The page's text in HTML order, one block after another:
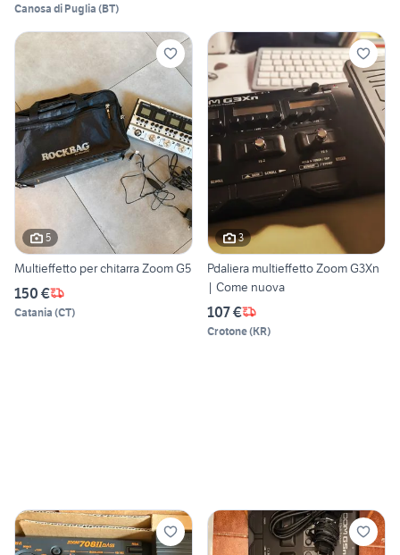
Canosa di Puglia (BT)
5
Multieffetto per chitarra Zoom G5
150 €
Catania (CT)
3
Pdaliera multieffetto Zoom G3Xn
| Come nuova
107 €
Crotone(KR)